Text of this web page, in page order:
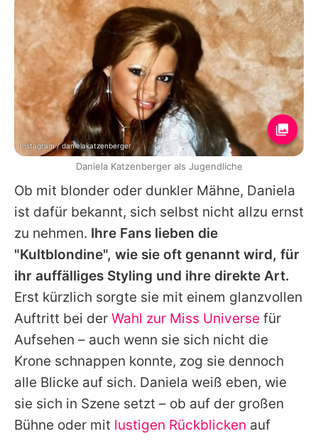
Ob mit blonder oder dunkler Mähne, Daniela
ist dafür bekannt, sich selbst nicht allzu ernst
zu nehmen. Ihre Fans lieben die
"Kultblondine", wie sie oft genannt wird, für
ihr auffälliges Styling und ihre direkte Art.
Erst kürzlich sorgte sie mit einem glanzvollen
Auftritt bei der Wahl zur Miss Universe für
Aufsehen – auch wenn sie sich nicht die
Krone schnappen konnte, zog sie dennoch
alle Blicke auf sich. Daniela weiß eben, wie
sie sich in Szene setzt – ob auf der großen
Bühne oder mit lustigen Rückblicken auf
Instagram / danielakatzenberger
Daniela Katzenberger als Jugendliche